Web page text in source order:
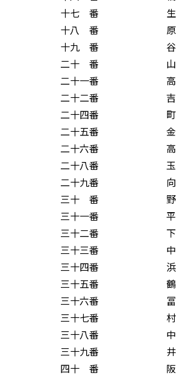
十七 番 生
十八 番 原
十九 番
二十 番 山
二十一番
二十二番
二十四番
二十五番
二十六番
二十八番
二十九番 向
三十 番 野
三十一番
三十二番
三十三番
三十四番
三十五番
三十六番
三十七番 村
三十八番
三十九番
四十 番 阪